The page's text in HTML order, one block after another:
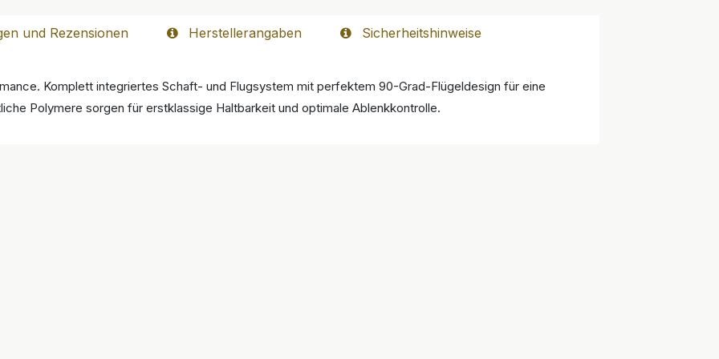
und Rezensionen Herstellerangaben Sicherheitshinweise
Komplett integriertes Schaft- und Flugsystem mit perfektem 90-Grad-Flügeldesign für eine
Polymere sorgen für erstklassige Haltbarkeit und optimale Ablenkkontrolle.